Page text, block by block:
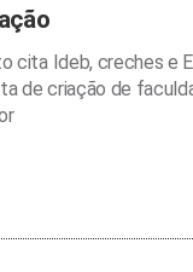
cita Ideb, creches e
de criação de